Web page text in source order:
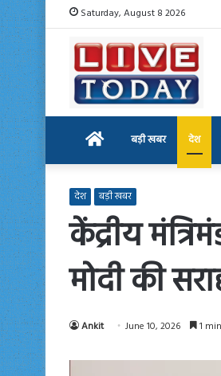
Saturday, August 8 2026
Home बड़ी खबर देश
देश बड़ी खबर
केंद्रीय
मोदी की
Ankit June 10, 2026 1